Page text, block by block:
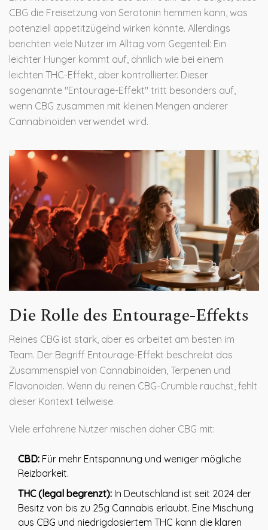
CBG die Freisetzung von Serotonin hemmen kann, was
potenziell appetitzügelnd wirken könnte. Allerdings
berichten viele Nutzer im Alltag vom Gegenteil: Ein
leichter Hunger kommt auf, ähnlich wie bei einem
leichten THC-Effekt, aber kontrollierter. Dieser
sogenannte "Entourage-Effekt" tritt besonders auf,
wenn CBG zusammen mit kleinen Mengen anderer
Cannabinoiden verwendet wird.
Die Rolle des Entourage-Effekts
Reines CBG ist stark, aber es arbeitet am besten im
Team. Der Begriff Entourage-Effekt beschreibt das
Zusammenspiel von Cannabinoiden, Terpenen und
Flavonoiden. Wenn du reinen CBG-Crumble rauchst, fehlt
dieser Kontext teilweise.
Viele erfahrene Nutzer mischen daher CBG mit:
CBD: Für mehr Entspannung und weniger mögliche
Reizbarkeit.
THC (legal begrenzt): In Deutschland ist seit 2024 der
Besitz von bis zu 25g Cannabis erlaubt. Eine Mischung
aus CBG und niedrigdosiertem THC kann die klaren